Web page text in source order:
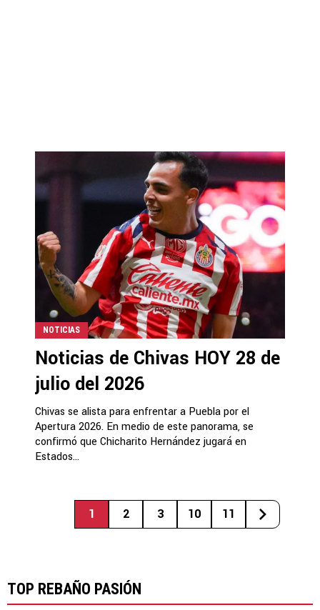
NOTICIAS
Noticias de Chivas HOY 28 de
julio del 2026
Chivas se alista para enfrentar a Puebla por el
Apertura 2026. En medio de este panorama, se
confirmó que Chicharito Hernández jugará en
Estados...
1 2 3 10 11
TOP REBAÑO PASIÓN